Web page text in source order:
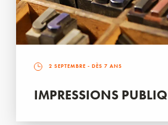
2 SEPTEMBRE - DÈS 7 ANS
IMPRESSIONS